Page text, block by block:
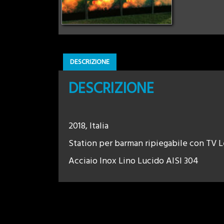
DESCRIZIONE
DESCRIZIONE
2018, Italia
Station per barman ripiegabile con TV
Acciaio Inox Lino Lucido AISI 304